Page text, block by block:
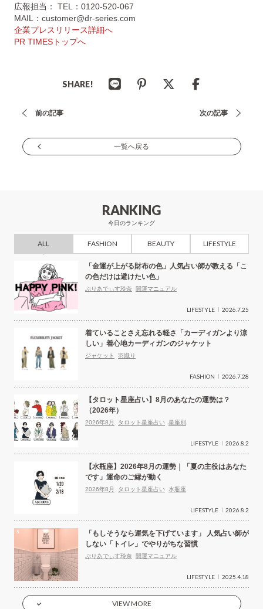
広報担当： TEL：0120-520-067
MAIL：customer@dr-series.com
企業プレスリリース詳細へ
PR TIMESトップへ
SHARE!
投
ナ
ョ
ン
前の記事 次の記事
一覧へ戻る
RANKING
今日のランキング
ALL FASHION BEAUTY LIFESTYLE
「金運が上がる財布の色」人気占い師が教える「こ
の色だけは避けたい色」
ぷりあでぃす玲奈 開運マニュアル
LIFESTYLE 2026.7.25
着ていることさえ忘れる軽さ「カーディガンより涼
しい」着心地カーディガンのジャケット
ジャケット 羽織り
FASHION 2026.7.28
【タロット星座占い】8月のあなたの運勢は？
（2026年）
2026年8月 タロット星座占い 星座別
LIFESTYLE 2026.8.2
【水瓶座】2026年8月の運勢｜「夏の主役はあなた
です」運命のご縁が動く
2026年8月 タロット星座占い 水瓶座
LIFESTYLE 2026.8.2
「もしそうなら運気を下げています」 人気占い師が
しない「トイレ」でやりがちな習慣
ぷりあでぃす玲奈 開運マニュアル
LIFESTYLE 2025.4.18
VIEW MORE